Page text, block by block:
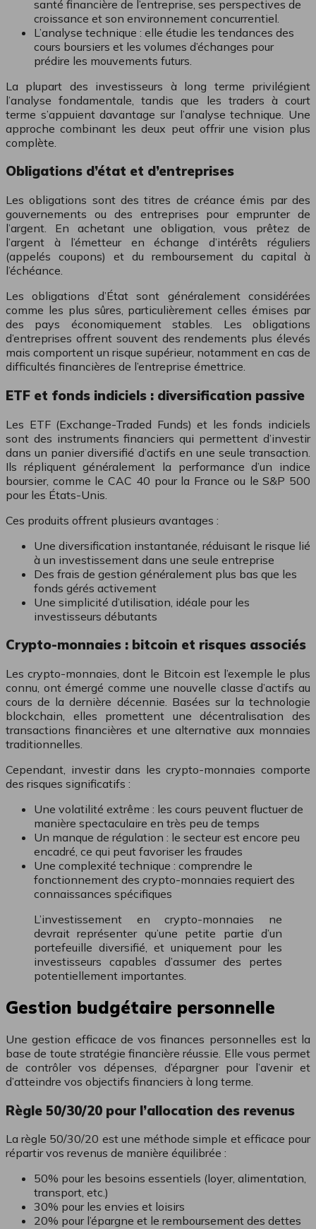
santé financière de l’entreprise, ses perspectives de
croissance et son environnement concurrentiel.
L’analyse technique : elle étudie les tendances des
cours boursiers et les volumes d’échanges pour
prédire les mouvements futurs.
La plupart des investisseurs à long terme privilégient
l’analyse fondamentale, tandis que les traders à court
terme s’appuient davantage sur l’analyse technique. Une
approche combinant les deux peut offrir une vision plus
complète.
Obligations d’état et d’entreprises
Les obligations sont des titres de créance émis par des
gouvernements ou des entreprises pour emprunter de
l’argent. En achetant une obligation, vous prêtez de
l’argent à l’émetteur en échange d’intérêts réguliers
(appelés coupons) et du remboursement du capital à
l’échéance.
Les obligations d’État sont généralement considérées
comme les plus sûres, particulièrement celles émises par
des pays économiquement stables. Les obligations
d’entreprises offrent souvent des rendements plus élevés
mais comportent un risque supérieur, notamment en cas de
difficultés financières de l’entreprise émettrice.
ETF et fonds indiciels : diversification passive
Les ETF (Exchange-Traded Funds) et les fonds indiciels
sont des instruments financiers qui permettent d’investir
dans un panier diversifié d’actifs en une seule transaction.
Ils répliquent généralement la performance d’un indice
boursier, comme le CAC 40 pour la France ou le S&P 500
pour les États-Unis.
Ces produits offrent plusieurs avantages :
Une diversification instantanée, réduisant le risque lié
à un investissement dans une seule entreprise
Des frais de gestion généralement plus bas que les
fonds gérés activement
Une simplicité d’utilisation, idéale pour les
investisseurs débutants
Crypto-monnaies : bitcoin et risques associés
Les crypto-monnaies, dont le Bitcoin est l’exemple le plus
connu, ont émergé comme une nouvelle classe d’actifs au
cours de la dernière décennie. Basées sur la technologie
blockchain, elles promettent une décentralisation des
transactions financières et une alternative aux monnaies
traditionnelles.
Cependant, investir dans les crypto-monnaies comporte
des risques significatifs :
Une volatilité extrême : les cours peuvent fluctuer de
manière spectaculaire en très peu de temps
Un manque de régulation : le secteur est encore peu
encadré, ce qui peut favoriser les fraudes
Une complexité technique : comprendre le
fonctionnement des crypto-monnaies requiert des
connaissances spécifiques
L’investissement en crypto-monnaies ne
devrait représenter qu’une petite partie d’un
portefeuille diversifié, et uniquement pour les
investisseurs capables d’assumer des pertes
potentiellement importantes.
Gestion budgétaire personnelle
Une gestion efficace de vos finances personnelles est la
base de toute stratégie financière réussie. Elle vous permet
de contrôler vos dépenses, d’épargner pour l’avenir et
d’atteindre vos objectifs financiers à long terme.
Règle 50/30/20 pour l’allocation des revenus
La règle 50/30/20 est une méthode simple et efficace pour
répartir vos revenus de manière équilibrée :
50% pour les besoins essentiels (loyer, alimentation,
transport, etc.)
30% pour les envies et loisirs
20% pour l’épargne et le remboursement des dettes